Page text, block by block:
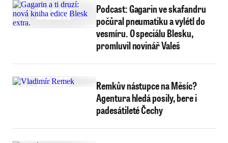
Podcast: Gagarin ve skafandru
počůral pneumatiku a vylétl do
vesmíru. O speciálu Blesku,
promluvil novinář Valeš
Remkův nástupce na Měsíc?
Agentura hledá posily, bere i
padesátileté Čechy